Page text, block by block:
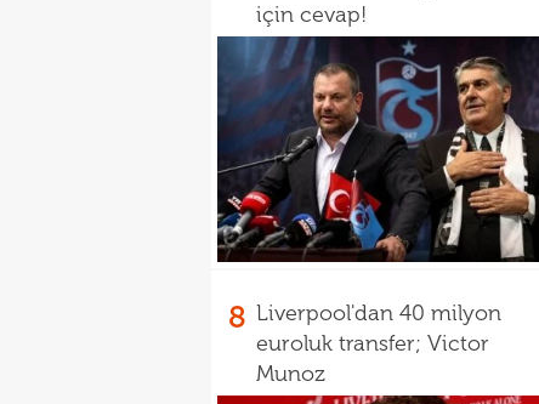
için cevap!
8 Liverpool'dan 40 milyon
euroluk transfer; Victor
Munoz